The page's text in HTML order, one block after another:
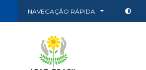
NAVEGAÇÃO RÁPIDA